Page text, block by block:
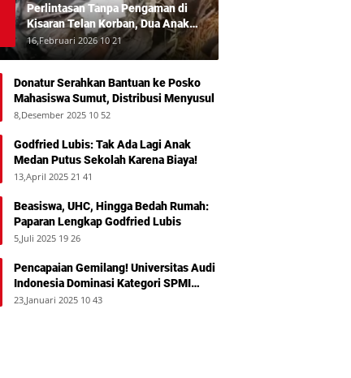
Perlintasan Tanpa Pengaman di
Kisaran Telan Korban, Dua Anak
Meninggal Disambar KA Putri Deli
16,Februari 2026 10 21
Donatur Serahkan Bantuan ke Posko
Mahasiswa Sumut, Distribusi Menyusul
8,Desember 2025 10 52
Godfried Lubis: Tak Ada Lagi Anak
Medan Putus Sekolah Karena Biaya!
13,April 2025 21 41
Beasiswa, UHC, Hingga Bedah Rumah:
Paparan Lengkap Godfried Lubis
5,Juli 2025 19 26
Pencapaian Gemilang! Universitas Audi
Indonesia Dominasi Kategori SPMI
Terbaik 2024
23,Januari 2025 10 43